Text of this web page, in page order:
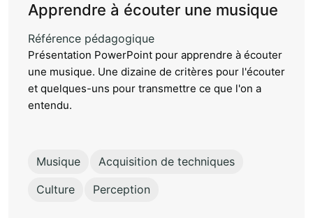
Apprendre à écouter une musique
Référence pédagogique
Présentation PowerPoint pour apprendre à écouter
une musique. Une dizaine de critères pour l'écouter
et quelques-uns pour transmettre ce que l'on a
entendu.
Musique
Acquisition de techniques
Culture
Perception